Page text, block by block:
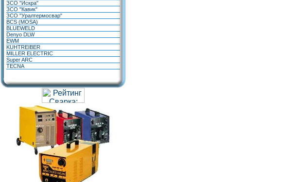
ЗСО "Искра"
ЗСО "Кавик"
ЗСО "Уралтермосвар"
BCS (MOSA)
BLUEWELD
Denyo DLW
EWM
KUHTREIBER
MILLER ELECTRIC
Super ARC
TECNA